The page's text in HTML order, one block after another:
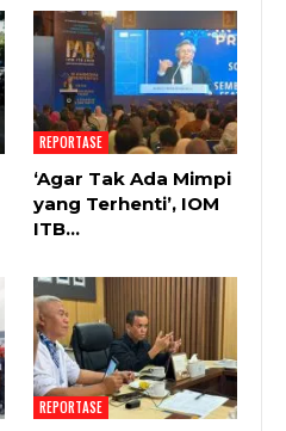
REPORTASE
‘Agar Tak Ada Mimpi
yang Terhenti’, IOM
ITB…
REPORTASE